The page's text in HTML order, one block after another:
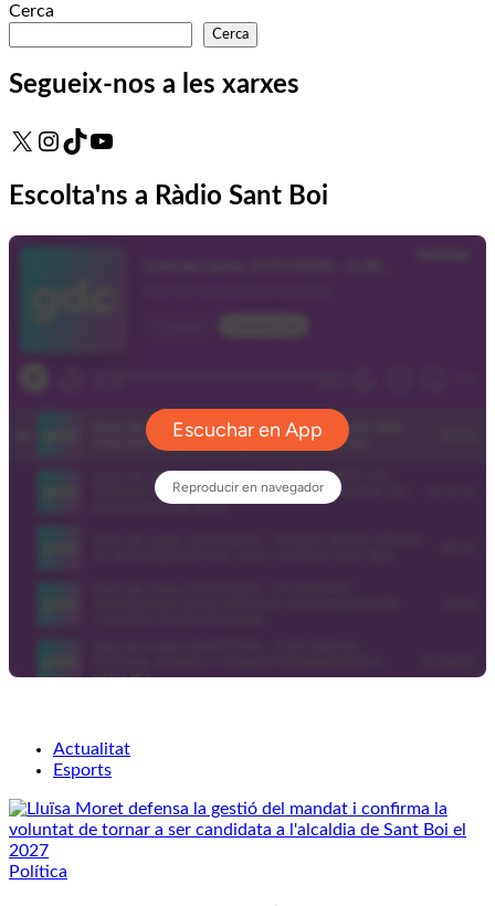
Cerca
Cerca
Segueix-nos a les xarxes
X Instagram
TikTokYouTube
Escolta'ns a Ràdio Sant Boi
Actualitat
Esports
Política